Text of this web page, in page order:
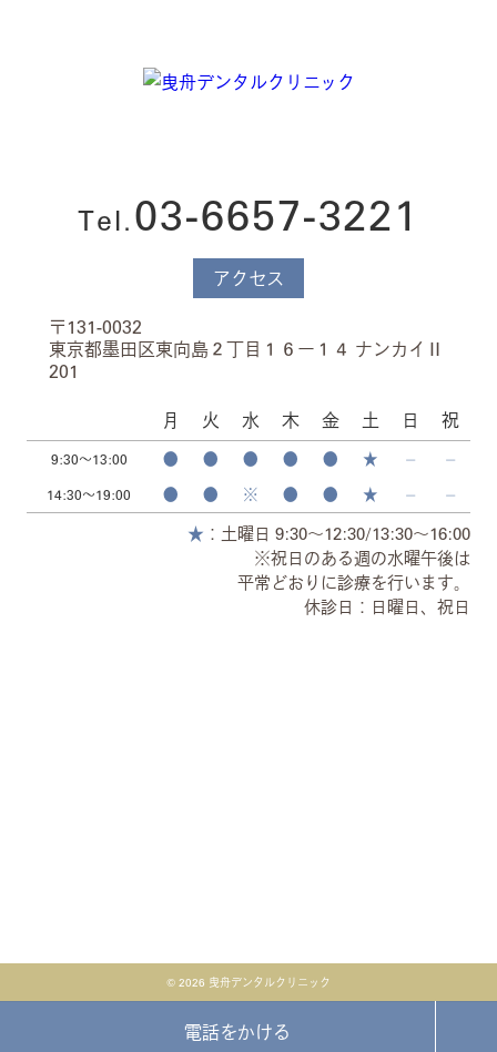
Tel. 03-6657-3221
アクセス
〒131-0032
東京都墨田区東向島２丁目１６ー１４ ナンカイⅡ
201
月 火 水 木 金 土 日 祝
9:30～13:00 ● ● ● ● ● ★ ⏤ ⏤
14:30～19:00 ● ● ※ ● ● ★ ⏤ ⏤
★ ：土曜日 9:30～12:30/13:30～16:00
※祝日のある週の水曜午後は
平常どおりに診療を行います。
休診日：日曜日、祝日
© 2026 曳舟デンタルクリニック
電話をかける